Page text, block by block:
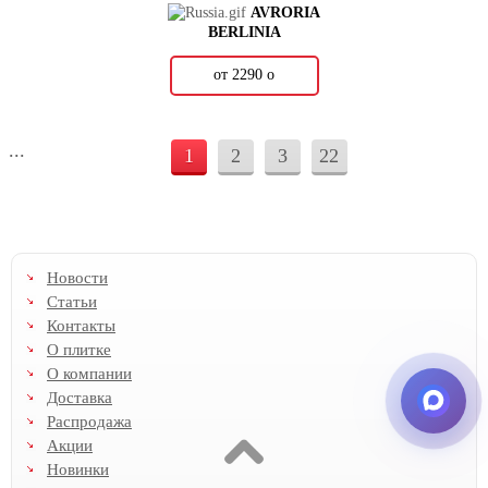
AVRORIA
BERLINIA
от 2290 о
1 2 3
... 22
Новости
Статьи
Контакты
О плитке
О компании
Доставка
Распродажа
Акции
Новинки